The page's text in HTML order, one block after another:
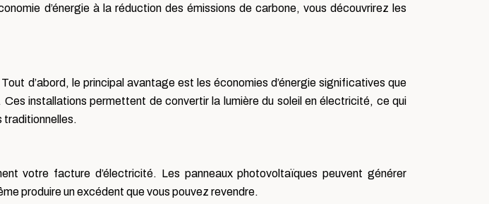
d’énergie à la réduction des émissions de carbone, vous découvrirez les
d’abord, le principal avantage est les économies d’énergie significatives que
installations permettent de convertir la lumière du soleil en électricité, ce qui
traditionnelles.
votre facture d’électricité. Les panneaux photovoltaïques peuvent générer
produire un excédent que vous pouvez revendre.